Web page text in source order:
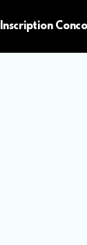
Inscription